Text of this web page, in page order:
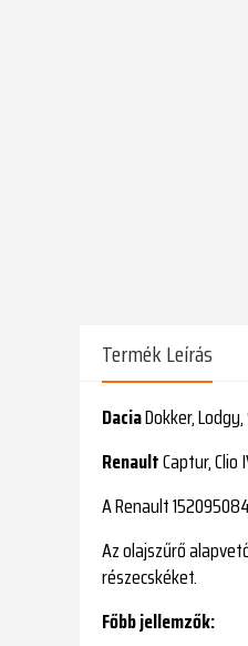
Termék Leírás
DaciaDokker,
RenaultCaptur, Clio
A Renault
Az olajszűrő
részecskéket.
Főbb jellemzők: